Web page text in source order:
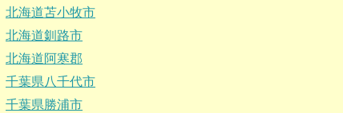
北海道苫小牧市
北海道釧路市
北海道阿寒郡
千葉県八千代市
千葉県勝浦市